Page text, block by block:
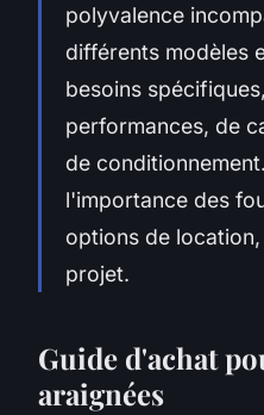
polyvalence
différents modèles
besoins
performances, de
de
l'importance des
options de
projet.
Guide d'achat
araignées